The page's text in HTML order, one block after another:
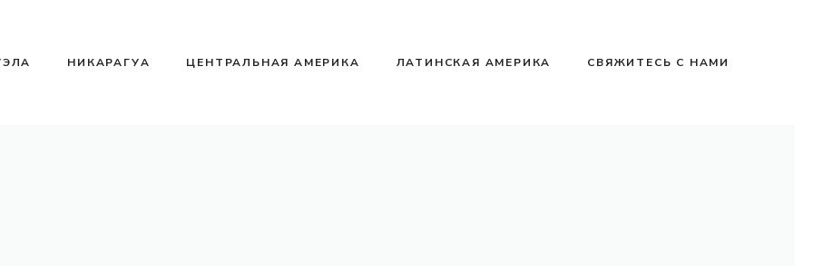
НИКАРАГУА ЦЕНТРАЛЬНАЯ АМЕРИКА ЛАТИНСКАЯ АМЕРИКА СВЯЖИТЕСЬ С НАМИ